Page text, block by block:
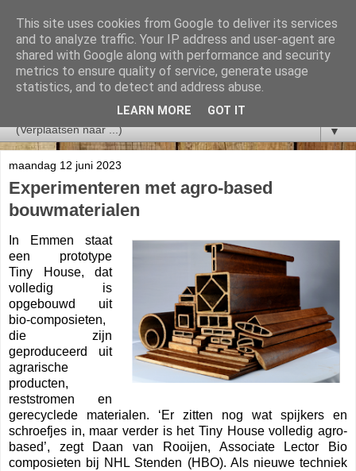
▼
maandag 12 juni 2023
Experimenteren met agro-based
bouwmaterialen
In Emmen staat
een prototype
Tiny House, dat
volledig is
opgebouwd uit
bio-composieten,
die zijn
geproduceerd uit
agrarische
producten,
reststromen en
gerecyclede materialen. ‘Er zitten nog wat spijkers en
schroefjes in, maar verder is het Tiny House volledig agro-
based’, zegt Daan van Rooijen, Associate Lector Bio
composieten bij NHL Stenden (HBO). Als nieuwe techniek
This site uses cookies from Google to deliver its services
and to analyze traffic. Your IP address and user-agent are
shared with Google along with performance and security
metrics to ensure quality of service, generate usage
statistics, and to detect and address abuse.
LEARN MORE GOT IT